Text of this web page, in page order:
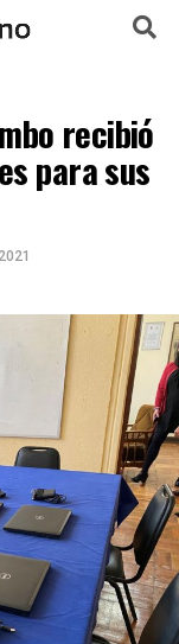
recibió
para sus